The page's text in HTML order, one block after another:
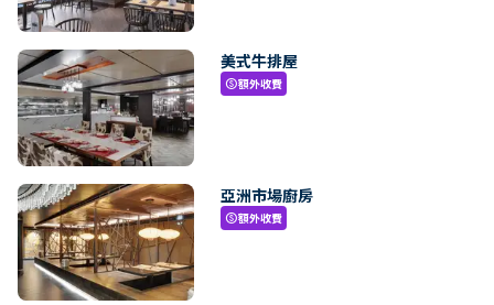
美式牛排屋
paid額外收費
亞洲市場廚房
paid額外收費